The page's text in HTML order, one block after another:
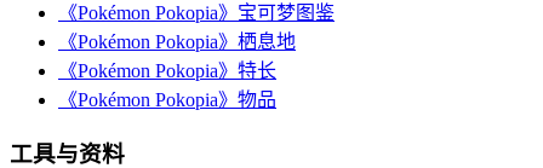
《Pokémon Pokopia》宝可梦图鉴
《Pokémon Pokopia》栖息地
《Pokémon Pokopia》特长
《Pokémon Pokopia》物品
工具与资料